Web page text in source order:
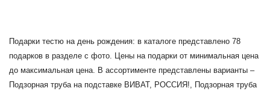
Подарки тестю на день рождения: в каталоге представлено 78
подарков в разделе с фото. Цены на подарки от минимальная цена
до максимальная цена. В ассортименте представлены варианты –
Подзорная труба на подставке ВИВАТ, РОССИЯ!, Подзорная труба